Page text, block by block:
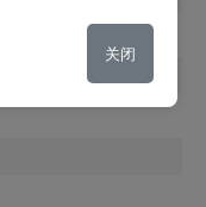
关闭